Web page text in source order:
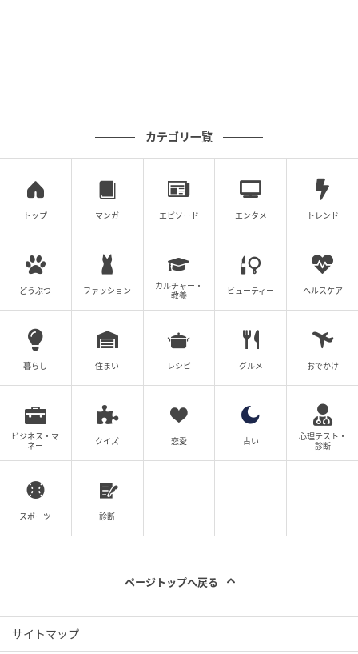
© 2025 ARP - Detour Development LLC
© 2025 ARP - Detour Development LLC
カテゴリ一覧
トップ マンガ エピソード エンタメ トレンド
どうぶつ ファッション
カルチャー・
教養
ビューティー ヘルスケア
暮らし 住まい レシピ グルメ おでかけ
ビジネス・マ
ネー
クイズ 恋愛 占い
心理テスト・
診断
スポーツ 診断
ページトップへ戻る
サイトマップ